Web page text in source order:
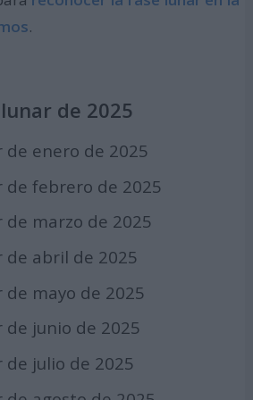
.
de 2025
enero de 2025
de febrero de 2025
marzo de 2025
de abril de 2025
mayo de 2025
junio de 2025
julio de 2025